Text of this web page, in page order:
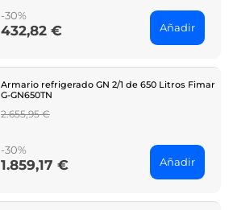
-30%
Price
432,82 € Añadir
Armario refrigerado GN 2/1 de 650 Litros Fimar
G-GN650TN
Regular
2.655,95 €
-30%
Price
1.859,17 € Añadir